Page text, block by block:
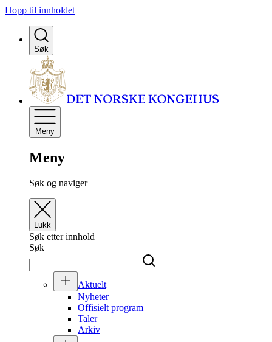
Hopp til innholdet
Søk
Meny
Meny
Søk og naviger
Lukk
Søk etter innhold
Søk
Aktuelt
Nyheter
Offisielt program
Taler
Arkiv